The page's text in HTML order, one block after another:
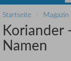
Startseite Magazin
Koriander
Namen